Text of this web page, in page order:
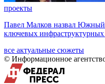
проекты
Павел Малков назвал Южный
ключевых инфраструктурных
все актуальные сюжеты
© Информационное